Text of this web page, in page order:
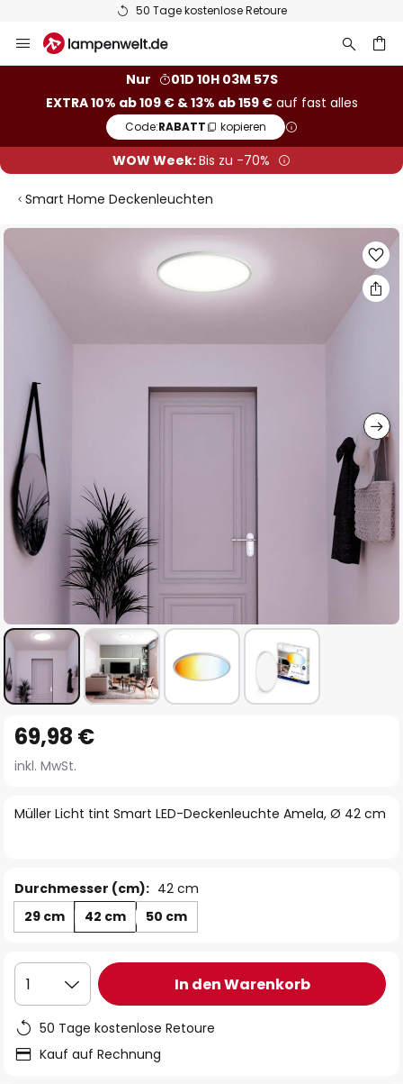
50 Tage kostenlose Retoure
Inhalt
Nur
01D 10H 03M 56S
EXTRA 10% ab 109 € & 13% ab 159 €auf fast alles
Code:RABATT kopieren
WOW Week:Bis zu -70%
Smart Home Deckenleuchten
Zum
Anfang
der
springen
Müller Licht tint Smart LED-Deckenleuchte Amela, Ø 42 cm
69,98 €
inkl. MwSt.
Durchmesser (cm): 42 cm
29 cm
42 cm 50 cm
1 In den Warenkorb
50 Tage kostenlose Retoure
Kauf auf Rechnung